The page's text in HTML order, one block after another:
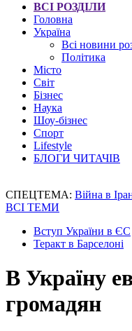
ВСІ РОЗДІЛИ
Головна
Україна
Всі новини
Політика
Місто
Світ
Бізнес
Наука
Шоу-бізнес
Спорт
Lifestyle
БЛОГИ ЧИТАЧІВ
СПЕЦТЕМА: Війна в
ВСІ ТЕМИ
Вступ України в ЄС
Теракт в Барселоні
В Україну
громадян